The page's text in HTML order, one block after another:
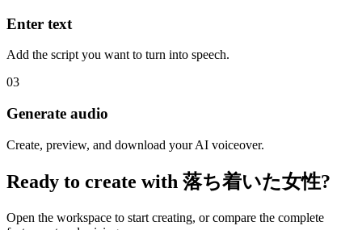
Enter text
Add the script you want to turn into speech.
03
Generate audio
Create, preview, and download your AI voiceover.
Ready to create with 落ち着いた女性?
Open the workspace to start creating, or compare the complete